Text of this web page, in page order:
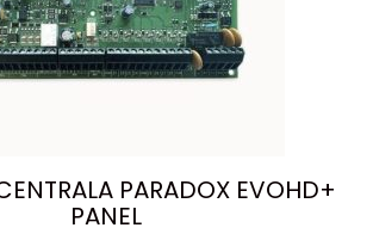
PARADOX EVOHD+
PANEL